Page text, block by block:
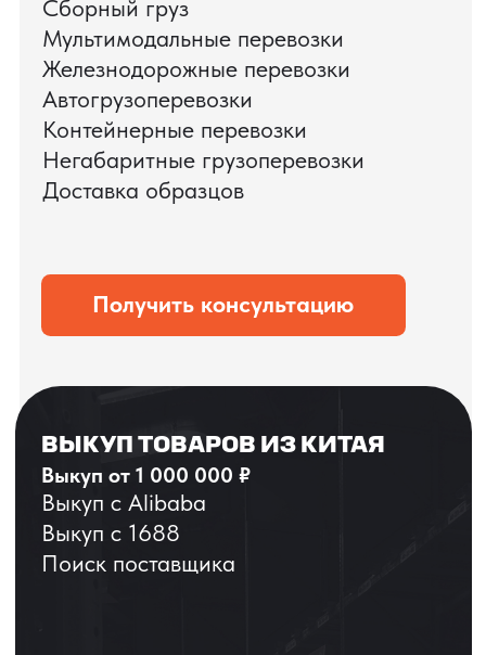
ДО ОПЛАТЫ
ОСТАВЬТЕ ЗАЯВКУ
Мы вернёмся с расчётом и фото после
технической проверки